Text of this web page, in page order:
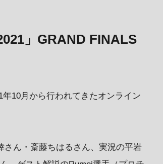
」GRAND FINALS
10月から行われてきたオンライン
ん・斎藤ちはるさん、実況の平岩